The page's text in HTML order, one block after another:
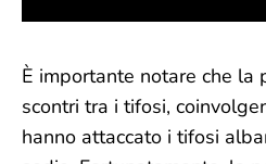
È importante notare che la
scontri tra i tifosi,
hanno attaccato i tifosi